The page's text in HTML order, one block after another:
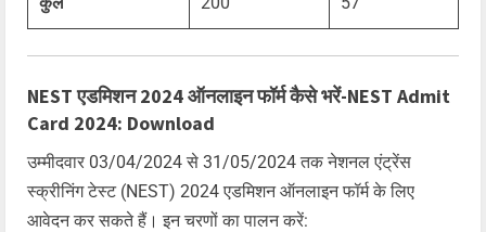
NEST एडमिशन 2024 ऑनलाइन फॉर्म कैसे भरें-NEST Admit
Card 2024: Download
उम्मीदवार 03/04/2024 से 31/05/2024 तक नेशनल एंट्रेंस
स्क्रीनिंग टेस्ट (NEST) 2024 एडमिशन ऑनलाइन फॉर्म के लिए
आवेदन कर सकते हैं। इन चरणों का पालन करें: